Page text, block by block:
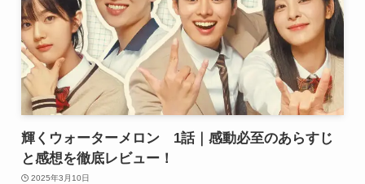
輝くウォーターメロン 1話｜感動必至のあらすじ
と感想を徹底レビュー！
2025年3月10日